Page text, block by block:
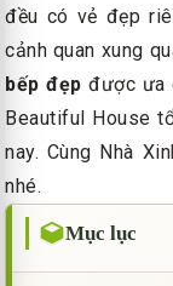
đều có vẻ đẹp
cảnh quan xung
bếp đẹp được ưa
Beautiful House
nay. Cùng Nhà
nhé.
Mục lục